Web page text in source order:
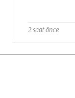
2 saat önce